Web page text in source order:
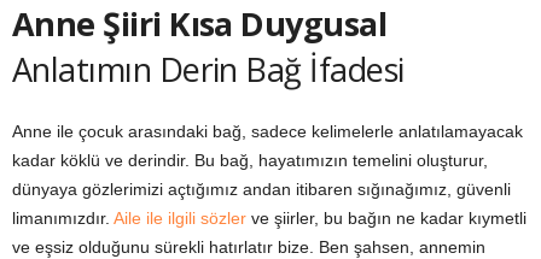
Anne Şiiri Kısa Duygusal
Anlatımın Derin Bağ İfadesi
Anne ile çocuk arasındaki bağ, sadece kelimelerle anlatılamayacak
kadar köklü ve derindir. Bu bağ, hayatımızın temelini oluşturur,
dünyaya gözlerimizi açtığımız andan itibaren sığınağımız, güvenli
limanımızdır. Aile ile ilgili sözler ve şiirler, bu bağın ne kadar kıymetli
ve eşsiz olduğunu sürekli hatırlatır bize. Ben şahsen, annemin